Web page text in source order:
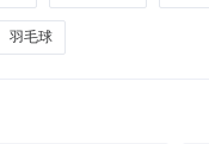
羽毛球